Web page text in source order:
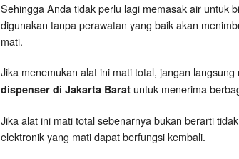
Sehingga Anda tidak perlu lagi memasak air untuk
digunakan tanpa perawatan yang baik akan
mati.
Jika menemukan alat ini mati total, jangan
dispenser di Jakarta Barat untuk menerima
Jika alat ini mati total sebenarnya bukan berarti
elektronik yang mati dapat berfungsi kembali.